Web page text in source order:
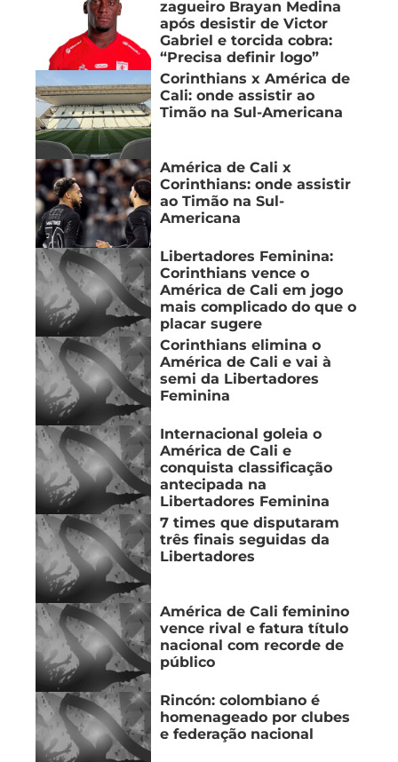
zagueiro Brayan Medina
após desistir de Victor
Gabriel e torcida cobra:
“Precisa definir logo”
Corinthians x América de
Cali: onde assistir ao
Timão na Sul-Americana
América de Cali x
Corinthians: onde assistir
ao Timão na Sul-
Americana
Libertadores Feminina:
Corinthians vence o
América de Cali em jogo
mais complicado do que o
placar sugere
Corinthians elimina o
América de Cali e vai à
semi da Libertadores
Feminina
Internacional goleia o
América de Cali e
conquista classificação
antecipada na
Libertadores Feminina
7 times que disputaram
três finais seguidas da
Libertadores
América de Cali feminino
vence rival e fatura título
nacional com recorde de
público
Rincón: colombiano é
homenageado por clubes
e federação nacional